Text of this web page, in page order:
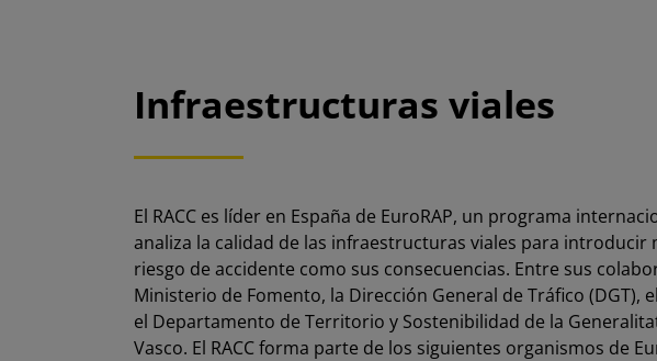
Infraestructuras viales
El RACC es líder en España de EuroRAP, un programa
analiza la calidad de las infraestructuras viales para introducir
riesgo de accidente como sus consecuencias. Entre sus
Ministerio de Fomento, la Dirección General de Tráfico (DGT),
el Departamento de Territorio y Sostenibilidad de la
Vasco. El RACC forma parte de los siguientes organismos de